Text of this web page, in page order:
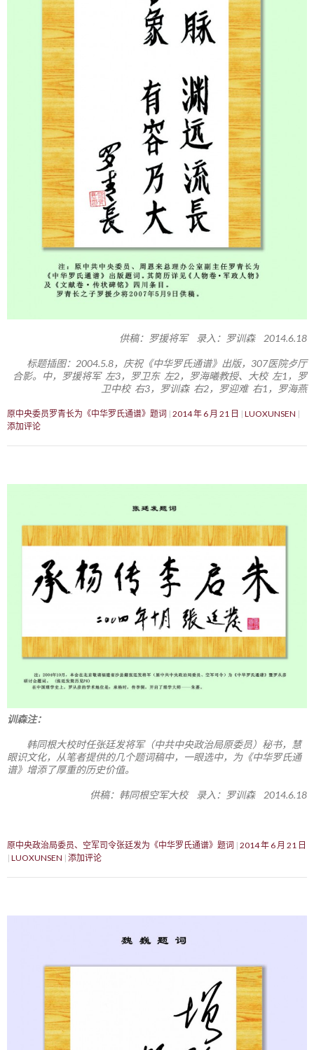
供稿：罗援将军 录入：罗训森 2014.6.18
标题插图：2004.5.8，庆祝《中华罗氏通谱》出版，307医院歺厅
合影。中，罗援将军 左3，罗卫东 左2，罗海曦教授、大校 左1，罗
卫中校 右3，罗训森 右2，罗迎难 右1，罗海燕
原中央委员罗青长为《中华罗氏通谱》题词 2014 年 6 月 21 日
LUOXUNSEN
添加评论
训森注：
韩同根大校时任张廷发将军（中共中央政治局原委员）秘书，慧
眼识文化，从笔者提供的几个题词稿中，一眼选中，为《中华罗氏通
谱》增添了厚重的历史价值。
供稿：韩同根空军大校 录入：罗训森 2014.6.18
原中央政治局委员、空军司令张廷发为《中华罗氏通谱》题词 2014 年 6 月 21 日
LUOXUNSEN 添加评论